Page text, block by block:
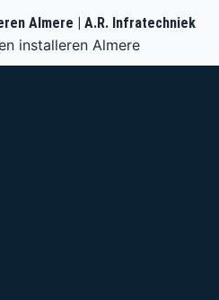
Almere | A.R. Infratechniek
installeren Almere